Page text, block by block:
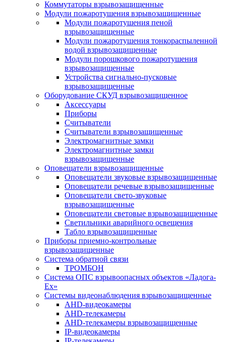
Коммутаторы взрывозащищенные
Модули пожаротушения взрывозащищенные
Модули пожаротушения пеной
взрывозащищенные
Модули пожаротушения тонкораспыленной
водой взрывозащищенные
Модули порошкового пожаротушения
взрывозащищенные
Устройства сигнально-пусковые
взрывозащищенные
Оборудование СКУД взрывозащищенное
Аксессуары
Приборы
Считыватели
Считыватели взрывозащищенные
Электромагнитные замки
Электромагнитные замки
взрывозащищенные
Оповещатели взрывозащищенные
Оповещатели звуковые взрывозащищенные
Оповещатели речевые взрывозащищенные
Оповещатели свето-звуковые
взрывозащищенные
Оповещатели световые взрывозащищенные
Светильники аварийного освещения
Табло взрывозащищенные
Приборы приемно-контрольные
взрывозащищенные
Система обратной связи
ТРОМБОН
Система ОПС взрывоопасных объектов «Ладога-
Ex»
Системы видеонаблюдения взрывозащищенные
AHD-видеокамеры
AHD-телекамеры
AHD-телекамеры взрывозащищенные
IP-видеокамеры